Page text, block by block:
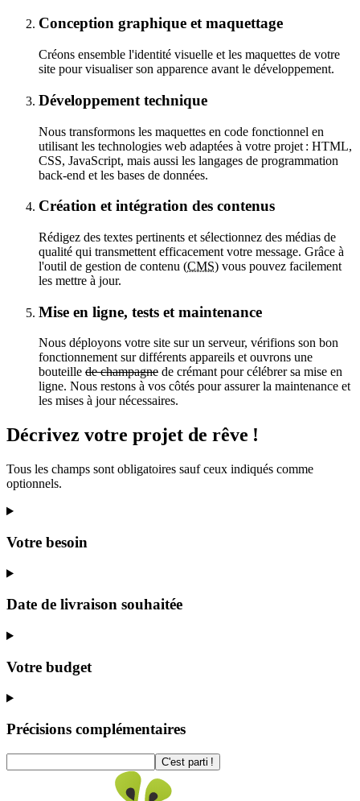
Conception graphique et maquettage
Créons ensemble l'identité visuelle et les maquettes de votre
site pour visualiser son apparence avant le développement.
Développement technique
Nous transformons les maquettes en code fonctionnel en
utilisant les technologies web adaptées à votre projet : HTML,
CSS, JavaScript, mais aussi les langages de programmation
back-end et les bases de données.
Création et intégration des contenus
Rédigez des textes pertinents et sélectionnez des médias de
qualité qui transmettent efficacement votre message. Grâce à
l'outil de gestion de contenu (CMS) vous pouvez facilement
les mettre à jour.
Mise en ligne, tests et maintenance
Nous déployons votre site sur un serveur, vérifions son bon
fonctionnement sur différents appareils et ouvrons une
bouteille de champagne de crémant pour célébrer sa mise en
ligne. Nous restons à vos côtés pour assurer la maintenance et
les mises à jour nécessaires.
Décrivez votre projet de rêve !
Tous les champs sont obligatoires sauf ceux indiqués comme
optionnels.
Votre besoin
Date de livraison souhaitée
Votre budget
Précisions complémentaires
C'est parti !